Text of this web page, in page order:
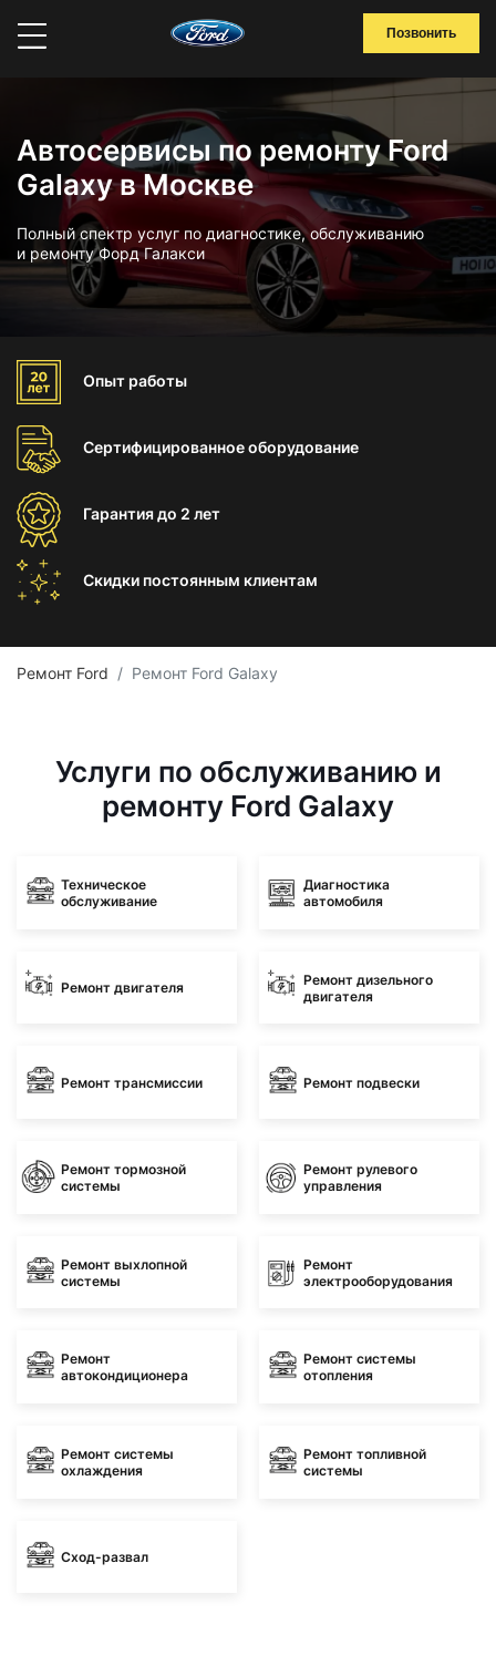
Позвонить
Автосервисы по ремонту Ford
Galaxy в Москве
Полный спектр услуг по диагностике, обслуживанию
и ремонту Форд Галакси
Опыт работы
Сертифицированноеоборудование
Гарантиядо 2 лет
Скидки постоянным клиентам
Ремонт Ford Ремонт Ford Galaxy
Услуги по обслуживанию и
ремонту Ford Galaxy
Техническое
обслуживание
Диагностика
автомобиля
Ремонт двигателя
Ремонт дизельного
двигателя
Ремонт трансмиссии Ремонт подвески
Ремонт тормозной
системы
Ремонт рулевого
управления
Ремонт выхлопной
системы
Ремонт
электрооборудования
Ремонт
автокондиционера
Ремонт системы
отопления
Ремонт системы
охлаждения
Ремонт топливной
системы
Сход-развал